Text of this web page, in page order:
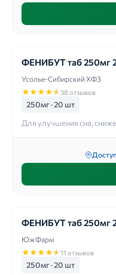
ФЕНИБУТ таб 250мг
Усолье-Сибирский ХФЗ
★★★★★38 отзывов
250мг · 20 шт
Для улучшения сна,
ФЕНИБУТ таб 250мг
ЮжФарм
★★★★★11 отзывов
250мг · 20 шт